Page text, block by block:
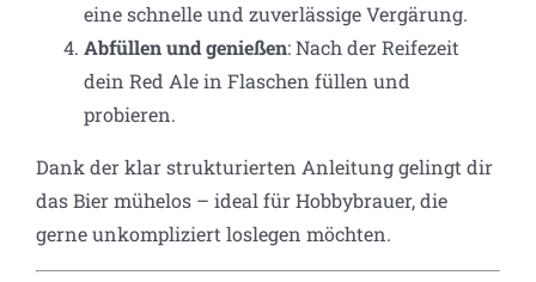
eine schnelle und zuverlässige Vergärung.
Abfüllen und genießen: Nach der Reifezeit
dein Red Ale in Flaschen füllen und
probieren.
Dank der klar strukturierten Anleitung gelingt dir
das Bier mühelos – ideal für Hobbybrauer, die
gerne unkompliziert loslegen möchten.